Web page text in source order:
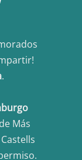
.
Más